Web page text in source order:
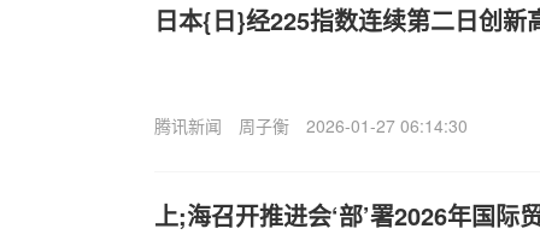
日本{日}经225指数连续第二日创新
腾讯新闻 周子衡 2026-01-27 06:14:30
上;海召开推进会‘部’署2026年国际